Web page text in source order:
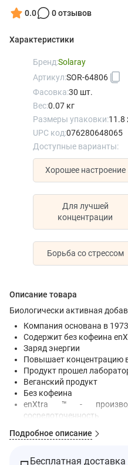
0.0 0 отзывов
Характеристики
Бренд:Solaray
Артикул:SOR-64806
Фасовка:30 шт.
Вес:0.07 кг
Размеры упаковки:11.8
UPC код:076280648065
Доступные варианты:
Хорошее настроение
Для лучшей
концентрации
Борьба со стрессом
Описание товара
Биологически активная
Компания основана в
Содержит без кофеина
Заряд энергии
Повышает концентрацию
Продукт прошел
Веганский продукт
Без кофеина
enXtra ™ -
сосредоточенность
Формула для оптимальной
Формула ноотропной
Подробное описание
Бесплатная доставка